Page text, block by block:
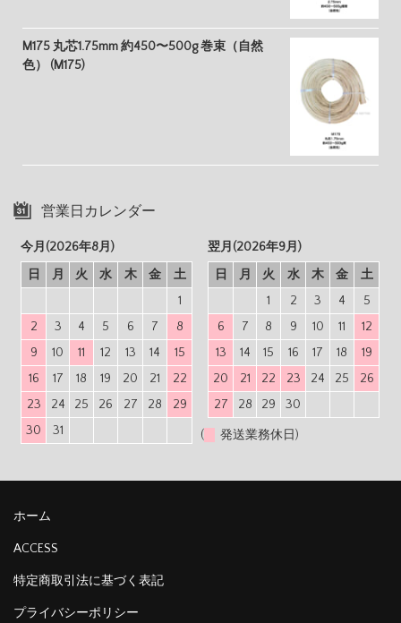
M175 丸芯1.75mm 約450〜500g 巻束（自然
色） (M175)
営業日カレンダー
今月(2026年8月)
日
月 火 水 木 金
土
1
2
3 4 5 6 7
8
9
10 11 12 13 14
15
16
17 18 19 20 21
22
23
24 25 26 27 28
29
30
31
翌月(2026年9月)
日
月 火 水 木 金
土
1
2 3 4
5
6
7 8 9 10 11
12
13
14 15 16 17 18
19
20
21 22 23 24 25
26
27
28 29 30
( 発送業務休日)
ホーム
ACCESS
特定商取引法に基づく表記
プライバシーポリシー